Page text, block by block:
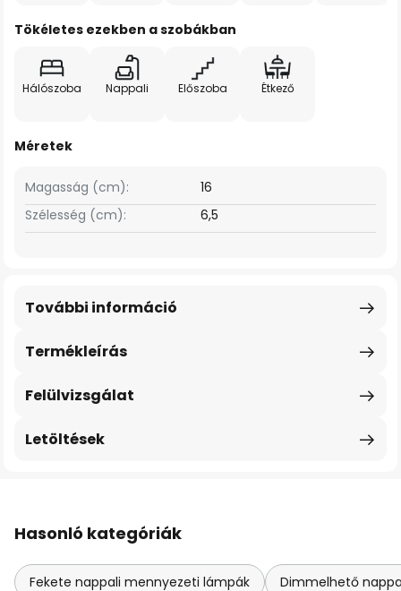
Tökéletes ezekben a szobákban
Hálószoba Nappali Előszoba Étkező
Méretek
Szélesség (cm): 6,5
Magasság (cm): 16
Termékleírás
További információ
Felülvizsgálat
Letöltések
Hasonló kategóriák
Fekete nappali mennyezeti lámpák Dimmelhető